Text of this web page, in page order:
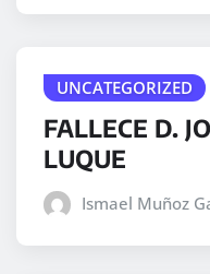
UNCATEGORIZED
FALLECE D.
LUQUE
Ismael Muñoz